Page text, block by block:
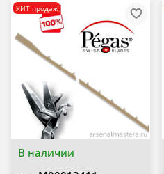
В наличии
ХИТ продаж